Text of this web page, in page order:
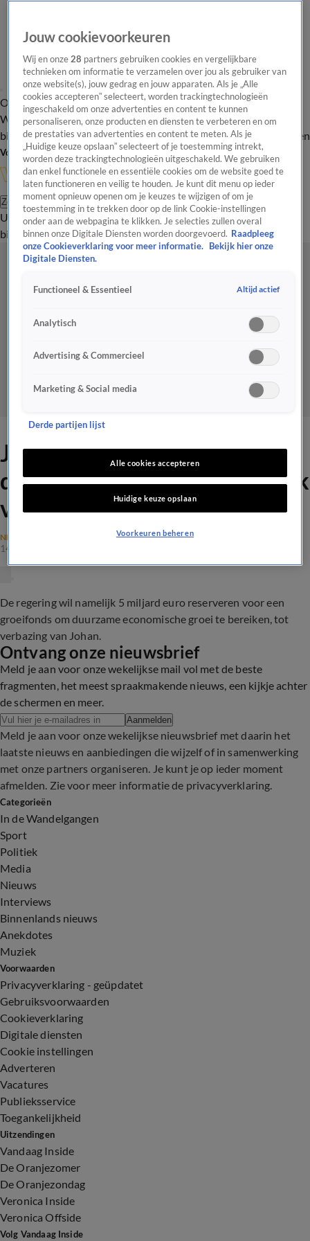
Overzicht Onze programma's Uitzendingen Onze gezichten
In de
WandelgangenInterviewsUitzending
bijwonenPodcastShopVeelgestelde vragenKijkersvraag insturen
Volg Vandaag Inside
Zoeken
UitzendingenVandaag InsideDe OranjezomerShopUitzending
bijwonen
Johan verbaasd om
duurzaam project kabinet: 'Ik
vind het bijna misdadig'
NEDERLANDSE POLITIEK
14 apr 2022, 23:55
De regering wil namelijk 5 miljard euro reserveren voor een
groeifonds om duurzame economische groei te bereiken, tot
verbazing van Johan.
Ontvang onze nieuwsbrief
Meld je aan voor onze wekelijkse mail vol met de beste
fragmenten, het meest spraakmakende nieuws, een kijkje achter
de schermen en meer.
Aanmelden
Meld je aan voor onze wekelijkse nieuwsbrief met daarin het
laatste nieuws en aanbiedingen die wijzelf of in samenwerking
met onze partners organiseren. Je kunt je op ieder moment
afmelden. Zie voor meer informatie de privacyverklaring.
Categorieën
In de Wandelgangen
Sport
Politiek
Media
Nieuws
Interviews
Binnenlands nieuws
Anekdotes
Muziek
Voorwaarden
Privacyverklaring - geüpdatet
Gebruiksvoorwaarden
Cookieverklaring
Digitale diensten
Cookie instellingen
Adverteren
Vacatures
Publieksservice
Toegankelijkheid
Uitzendingen
Vandaag Inside
De Oranjezomer
De Oranjezondag
Veronica Inside
Veronica Offside
Volg Vandaag Inside
Jouw cookievoorkeuren
Wij en onze28 partners gebruiken cookies en vergelijkbare
technieken om informatie te verzamelen over jou als gebruiker van
onze website(s), jouw gedrag en jouw apparaten. Als je „Alle
cookies accepteren” selecteert, worden trackingtechnologieën
ingeschakeld om onze advertenties en content te kunnen
personaliseren, onze producten en diensten te verbeteren en om
de prestaties van advertenties en content te meten. Als je
„Huidige keuze opslaan” selecteert of je toestemming intrekt,
worden deze trackingtechnologieën uitgeschakeld. We gebruiken
dan enkel functionele en essentiële cookies om de website goed te
laten functioneren en veilig te houden. Je kunt dit menu op ieder
moment opnieuw openen om je keuzes te wijzigen of om je
toestemming in te trekken door op de link Cookie-instellingen
onder aan de webpagina te klikken. Je selecties zullen overal
binnen onze Digitale Diensten worden doorgevoerd. Raadpleeg
onze Cookieverklaring voor meer informatie.
Bekijk hier onze
Digitale Diensten.
Functioneel & Essentieel Altijd actief
Analytisch
Advertising & Commercieel
Marketing & Social media
Derde partijen lijst
Alle cookies accepteren
Huidige keuze opslaan
Voorkeuren beheren